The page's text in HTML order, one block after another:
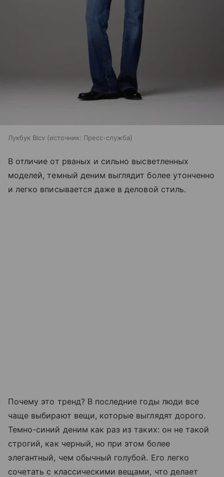
Лукбук Blcv источник: Пресс-служба
В отличие от рваных и сильно высветленных
моделей, темный деним выглядит более утонченно
и легко вписывается даже в деловой стиль.
Почему это тренд? В последние годы люди все
чаще выбирают вещи, которые выглядят дорого.
Темно-синий деним как раз из таких: он не такой
строгий, как черный, но при этом более
элегантный, чем обычный голубой. Его легко
сочетать с классическими вещами, что делает